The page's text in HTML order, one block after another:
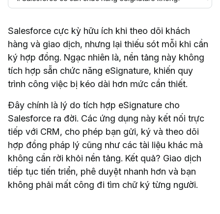
Salesforce cực kỳ hữu ích khi theo dõi khách
hàng và giao dịch, nhưng lại thiếu sót mỗi khi cần
ký hợp đồng. Ngạc nhiên là, nền tảng này không
tích hợp sẵn chức năng eSignature, khiến quy
trình công việc bị kéo dài hơn mức cần thiết.
Đây chính là lý do tích hợp eSignature cho
Salesforce ra đời. Các ứng dụng này kết nối trực
tiếp với CRM, cho phép bạn gửi, ký và theo dõi
hợp đồng pháp lý cũng như các tài liệu khác mà
không cần rời khỏi nền tảng. Kết quả? Giao dịch
tiếp tục tiến triển, phê duyệt nhanh hơn và bạn
không phải mất công đi tìm chữ ký từng người.